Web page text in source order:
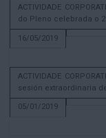
ACTIVIDADE
do Pleno celebrada o
16/05/2019
ACTIVIDADE
sesión extraordinaria
05/01/2019